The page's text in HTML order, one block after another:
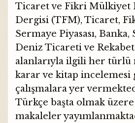
Ticaret ve Fikri Mülkiyet
Dergisi (TFM), Ticaret,
Sermaye Piyasası, Banka,
Deniz Ticareti ve
alanlarıyla ilgili her türlü
karar ve kitap incelemesi
çalışmalara yer
Türkçe başta olmak
makaleler